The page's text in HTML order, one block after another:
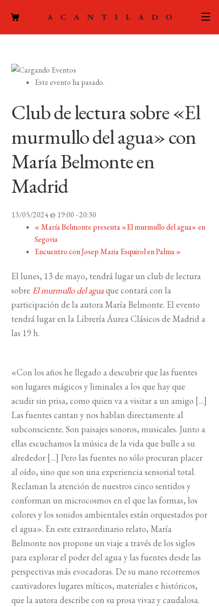
menú
hijo
PODCAST
LA EDITORIAL
FOREIGN RIGHTS
Este evento ha pasado.
Club de lectura sobre «El
murmullo del agua» con
María Belmonte en
Madrid
13/05/2024 @ 19:00-20:30
«María Belmonte presenta «El murmullo del agua» en
Segovia
Encuentro con Josep Maria Esquirol en Palma»
El lunes, 13 de mayo, tendrá lugar un club de lectura
sobre El murmullo del aguaque contará con la
participación de la autora María Belmonte. El evento
tendrá lugar en la Librería Áurea Clásicos de Madrid a
las 19 h.
«Con los años he llegado a descubrir que las fuentes
son lugares mágicos y liminales a los que hay que
acudir sin prisa, como quien va a visitar a un amigo […]
Las fuentes cantan y nos hablan directamente al
subconsciente. Son paisajes sonoros, musicales. Junto a
ellas escuchamos la música de la vida que bulle a su
alrededor […] Pero las fuentes no sólo procuran placer
al oído, sino que son una experiencia sensorial total.
Reclaman la atención de nuestros cinco sentidos y
conforman un microcosmos en el que las formas, los
colores y los sonidos ambientales están orquestados por
el agua». En este extraordinario relato, María
Belmonte nos propone un viaje a través de los siglos
para explorar el poder del agua y las fuentes desde las
perspectivas más evocadoras. De su mano recorremos
cautivadores lugares míticos, materiales e históricos,
que la autora describe con su prosa vivaz y caudalosa.